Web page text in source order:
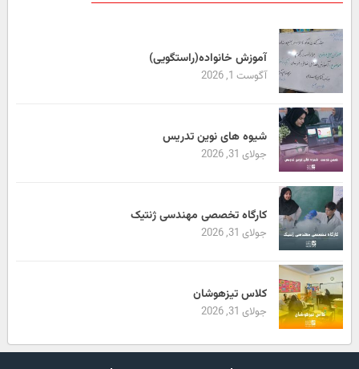
آموزش خانواده(راستگویی)
آگوست 1, 2026
شیوه های نوین تدریس
جولای 31, 2026
کارگاه تخصصی مهندسی ژنتیک
جولای 31, 2026
کلاس تیزهوشان
جولای 31, 2026